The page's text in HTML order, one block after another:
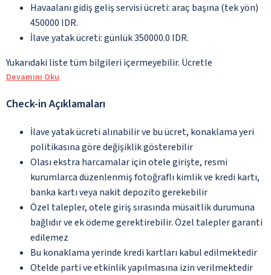
Havaalanı gidiş geliş servisi ücreti: araç başına (tek yön)
450000 IDR.
İlave yatak ücreti: günlük 350000.0 IDR.
Yukarıdaki liste tüm bilgileri içermeyebilir. Ücretle
Devamını Oku
Check-in Açıklamaları
İlave yatak ücreti alınabilir ve bu ücret, konaklama yeri
politikasına göre değişiklik gösterebilir
Olası ekstra harcamalar için otele girişte, resmi
kurumlarca düzenlenmiş fotoğraflı kimlik ve kredi kartı,
banka kartı veya nakit depozito gerekebilir
Özel talepler, otele giriş sırasında müsaitlik durumuna
bağlıdır ve ek ödeme gerektirebilir. Özel talepler garanti
edilemez
Bu konaklama yerinde kredi kartları kabul edilmektedir
Otelde parti ve etkinlik yapılmasına izin verilmektedir